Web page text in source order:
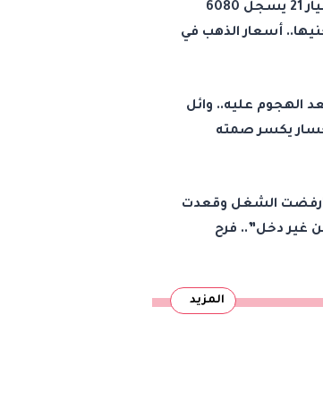
عيار 21 يسجل 6080
أسعار الذهب في
الهجوم عليه.. وائل
يكسر صمته
الشغل وقعدت
غير دخل”.. فرح
المزيد